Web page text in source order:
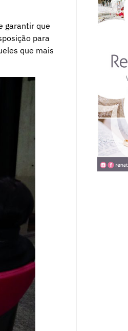
garantir que
para
que mais